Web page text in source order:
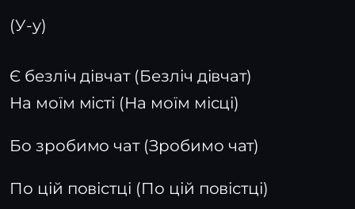
(У-у)
Є безліч дівчат (Безліч дівчат)
На моїм місті (На моїм місці)
Бо зробимо чат (Зробимо чат)
По цій повістці (По цій повістці)